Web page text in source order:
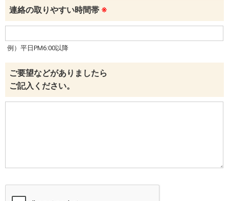
連絡の取りやすい時間帯 ※
例）平日PM6:00以降
ご要望などがありましたら
ご記入ください。